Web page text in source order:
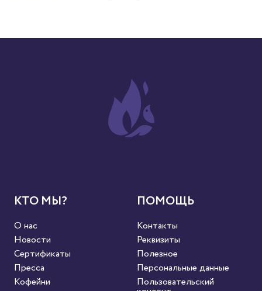
КТО МЫ?
О нас
Новости
Сертификаты
Пресса
Кофейни
ПОМОЩЬ
Контакты
Реквизиты
Полезное
Персональные данные
Пользовательский